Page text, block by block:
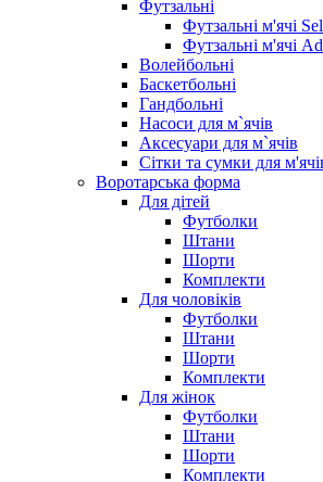
Футзальні
Футзальні м'ячі
Футзальні м'ячі
Волейбольні
Баскетбольні
Гандбольні
Насоси для м`ячів
Аксесуари для м`ячів
Сітки та сумки для
Воротарська форма
Для дітей
Футболки
Штани
Шорти
Комплекти
Для чоловіків
Футболки
Штани
Шорти
Комплекти
Для жінок
Футболки
Штани
Шорти
Комплекти